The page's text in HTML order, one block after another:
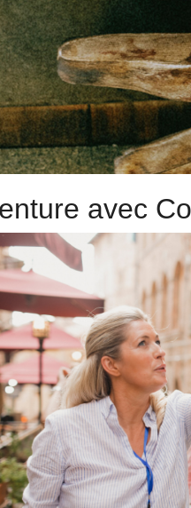
avec